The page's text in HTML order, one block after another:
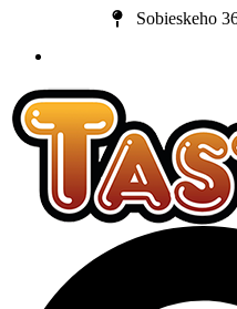
obsah
Sobieskeho